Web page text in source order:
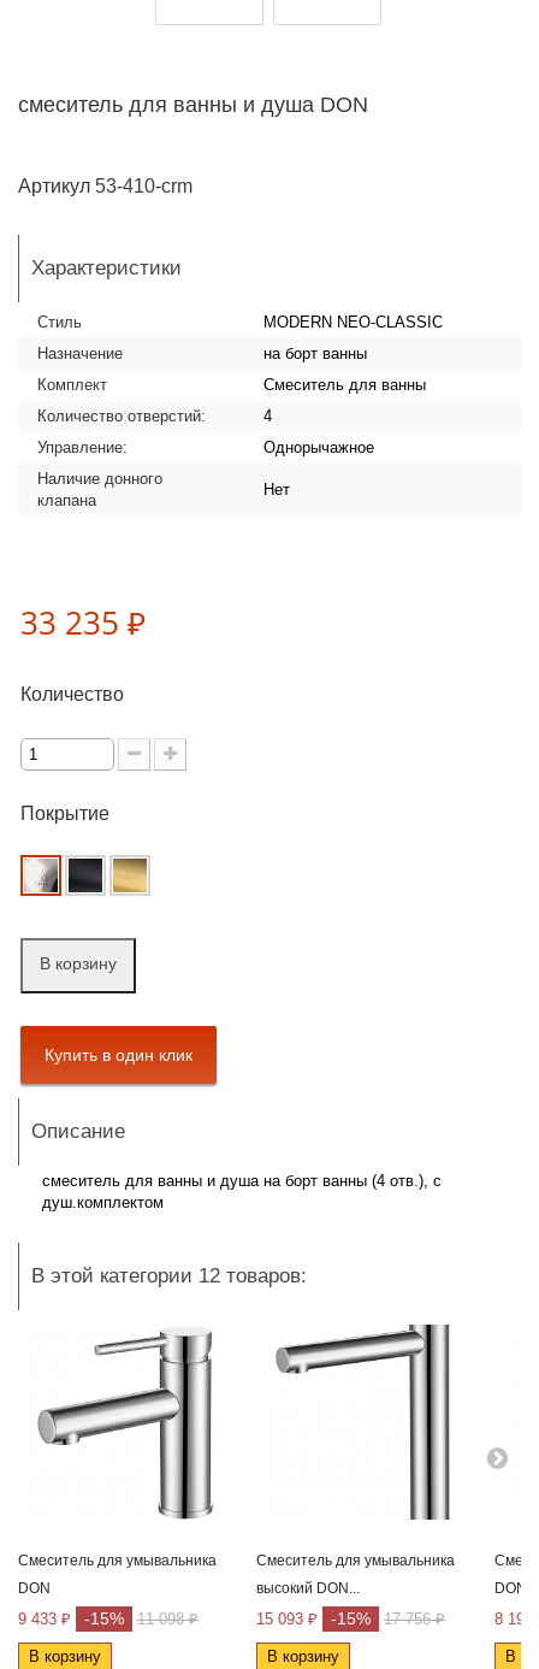
смеситель для ванны и душа DON
Артикул 53-410-crm
Характеристики
Стиль
MODERN NEO-CLASSIC
Назначение
на борт ванны
Комплект
Смеситель для ванны
Количество отверстий:
4
Управление:
Однорычажное
Наличие донного
клапана
Нет
33 235 ₽
Количество
Покрытие
В корзину
Описание
смеситель для ванны и душа на борт ванны (4 отв.), с
душ.комплектом
В этой категории 12 товаров:
Смеситель для умывальника
DON
9 433 ₽ -15% 11 098 ₽
В корзину
Cмеситель для умывальника
высокий DON...
15 093 ₽ -15% 17 756 ₽
В корзину
DON
8 191
В